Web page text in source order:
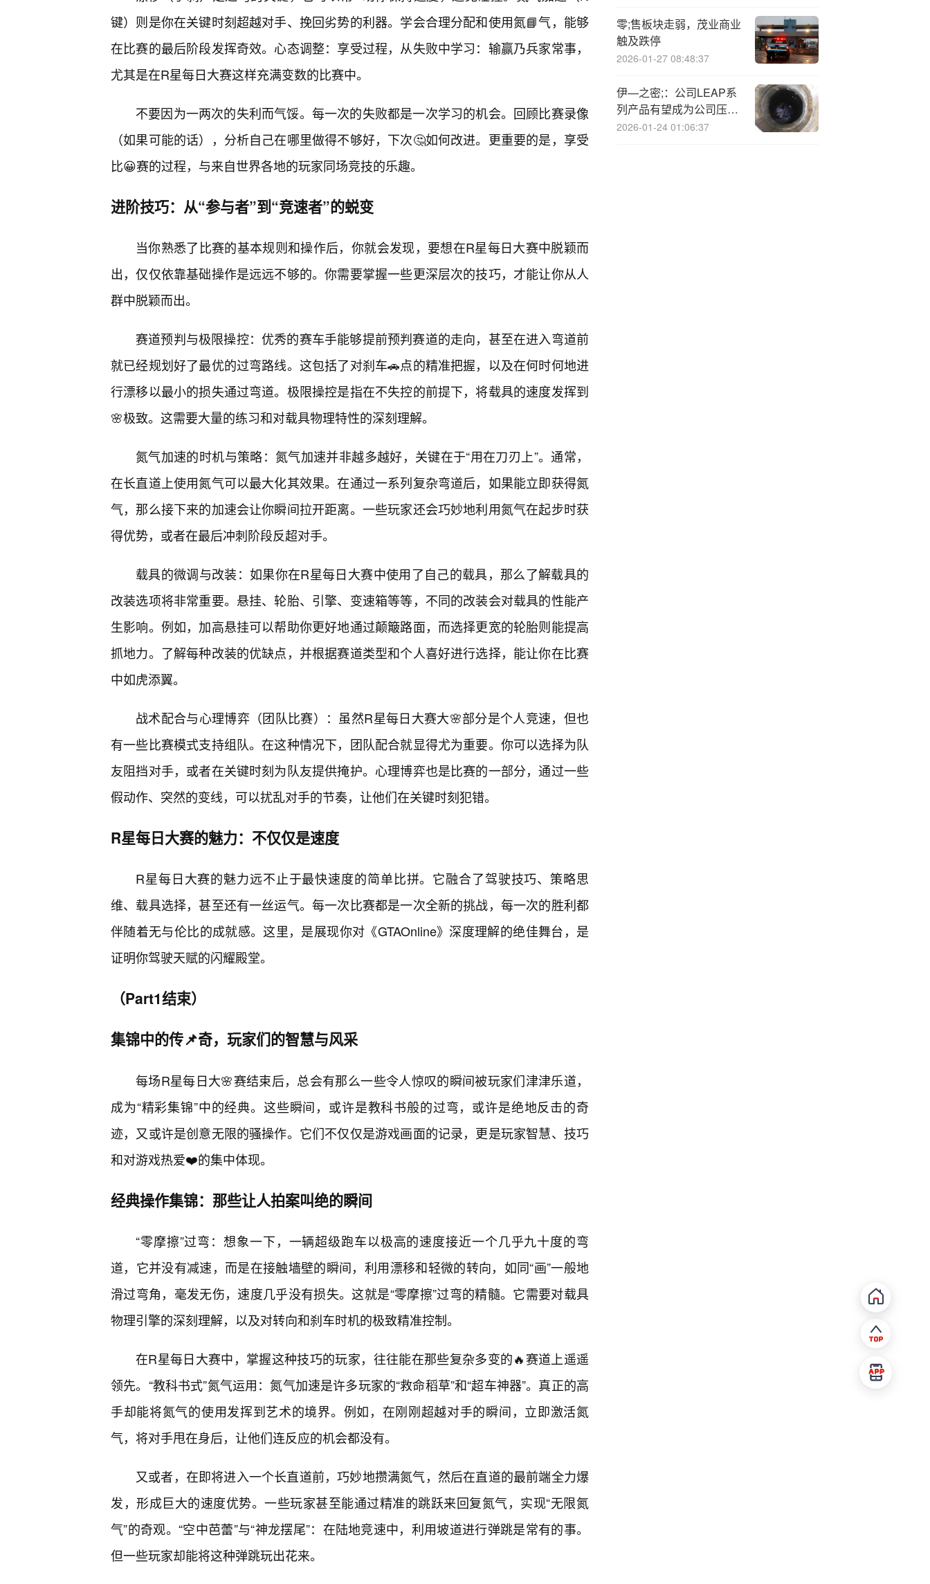
键）则是你在关键时刻超越对手、挽回劣势的利器。学会合理分配和使用氮📘气，能够
在比赛的最后阶段发挥奇效。心态调整：享受过程，从失败中学习：输赢乃兵家常事，
尤其是在R星每日大赛这样充满变数的比赛中。
不要因为一两次的失利而气馁。每一次的失败都是一次学习的机会。回顾比赛录像
（如果可能的话），分析自己在哪里做得不够好，下次🤔如何改进。更重要的是，享受
比😀赛的过程，与来自世界各地的玩家同场竞技的乐趣。
进阶技巧：从“参与者”到“竞速者”的蜕变
当你熟悉了比赛的基本规则和操作后，你就会发现，要想在R星每日大赛中脱颖而
出，仅仅依靠基础操作是远远不够的。你需要掌握一些更深层次的技巧，才能让你从人
群中脱颖而出。
赛道预判与极限操控：优秀的赛车手能够提前预判赛道的走向，甚至在进入弯道前
就已经规划好了最优的过弯路线。这包括了对刹车🚗点的精准把握，以及在何时何地进
行漂移以最小的损失通过弯道。极限操控是指在不失控的前提下，将载具的速度发挥到
🌸极致。这需要大量的练习和对载具物理特性的深刻理解。
氮气加速的时机与策略：氮气加速并非越多越好，关键在于“用在刀刃上”。通常，
在长直道上使用氮气可以最大化其效果。在通过一系列复杂弯道后，如果能立即获得氮
气，那么接下来的加速会让你瞬间拉开距离。一些玩家还会巧妙地利用氮气在起步时获
得优势，或者在最后冲刺阶段反超对手。
载具的微调与改装：如果你在R星每日大赛中使用了自己的载具，那么了解载具的
改装选项将非常重要。悬挂、轮胎、引擎、变速箱等等，不同的改装会对载具的性能产
生影响。例如，加高悬挂可以帮助你更好地通过颠簸路面，而选择更宽的轮胎则能提高
抓地力。了解每种改装的优缺点，并根据赛道类型和个人喜好进行选择，能让你在比赛
中如虎添翼。
战术配合与心理博弈（团队比赛）：虽然R星每日大赛大🌸部分是个人竞速，但也
有一些比赛模式支持组队。在这种情况下，团队配合就显得尤为重要。你可以选择为队
友阻挡对手，或者在关键时刻为队友提供掩护。心理博弈也是比赛的一部分，通过一些
假动作、突然的变线，可以扰乱对手的节奏，让他们在关键时刻犯错。
R星每日大赛的魅力：不仅仅是速度
R星每日大赛的魅力远不止于最快速度的简单比拼。它融合了驾驶技巧、策略思
维、载具选择，甚至还有一丝运气。每一次比赛都是一次全新的挑战，每一次的胜利都
伴随着无与伦比的成就感。这里，是展现你对《GTAOnline》深度理解的绝佳舞台，是
证明你驾驶天赋的闪耀殿堂。
（Part1结束）
集锦中的传📌奇，玩家们的智慧与风采
每场R星每日大🌸赛结束后，总会有那么一些令人惊叹的瞬间被玩家们津津乐道，
成为“精彩集锦”中的经典。这些瞬间，或许是教科书般的过弯，或许是绝地反击的奇
迹，又或许是创意无限的骚操作。它们不仅仅是游戏画面的记录，更是玩家智慧、技巧
和对游戏热爱❤️的集中体现。
经典操作集锦：那些让人拍案叫绝的瞬间
“零摩擦”过弯：想象一下，一辆超级跑车以极高的速度接近一个几乎九十度的弯
道，它并没有减速，而是在接触墙壁的瞬间，利用漂移和轻微的转向，如同“画”一般地
滑过弯角，毫发无伤，速度几乎没有损失。这就是“零摩擦”过弯的精髓。它需要对载具
物理引擎的深刻理解，以及对转向和刹车时机的极致精准控制。
在R星每日大赛中，掌握这种技巧的玩家，往往能在那些复杂多变的🔥赛道上遥遥
领先。“教科书式”氮气运用：氮气加速是许多玩家的“救命稻草”和“超车神器”。真正的高
手却能将氮气的使用发挥到艺术的境界。例如，在刚刚超越对手的瞬间，立即激活氮
气，将对手甩在身后，让他们连反应的机会都没有。
又或者，在即将进入一个长直道前，巧妙地攒满氮气，然后在直道的最前端全力爆
发，形成巨大的速度优势。一些玩家甚至能通过精准的跳跃来回复氮气，实现“无限氮
气”的奇观。“空中芭蕾”与“神龙摆尾”：在陆地竞速中，利用坡道进行弹跳是常有的事。
但一些玩家却能将这种弹跳玩出花来。
零;售板块走弱，茂业商业
触及跌停
2026-01-27 08:48:37
伊—之密;：公司LEAP系
列产品有望成为公司压铸
机产品的第二增长曲线
2026-01-24 01:06:37